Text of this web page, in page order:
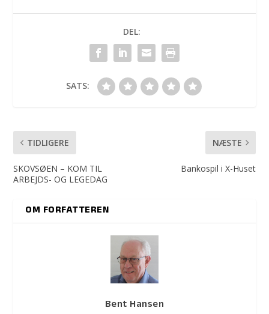
DEL:
SATS:
TIDLIGERE
SKOVSØEN – KOM TIL
ARBEJDS- OG LEGEDAG
NÆSTE
Bankospil i X-Huset
OM FORFATTEREN
Bent Hansen